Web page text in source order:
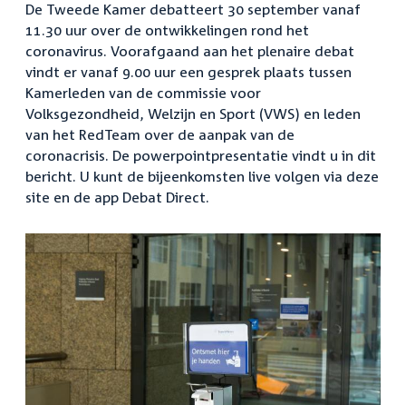
De Tweede Kamer debatteert 30 september vanaf
11.30 uur over de ontwikkelingen rond het
coronavirus. Voorafgaand aan het plenaire debat
vindt er vanaf 9.00 uur een gesprek plaats tussen
Kamerleden van de commissie voor
Volksgezondheid, Welzijn en Sport (VWS) en leden
van het RedTeam over de aanpak van de
coronacrisis. De powerpointpresentatie vindt u in dit
bericht. U kunt de bijeenkomsten live volgen via deze
site en de app Debat Direct.